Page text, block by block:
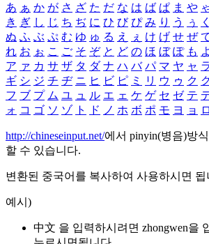
あ ぁ か が さ ざ た だ な は ば ぱ ま や
き ぎ し じ ち ぢ に ひ び ぴ み り う ぅ く
ぬ ふ ぶ ぷ む ゆ ゅ る え ぇ け げ せ ぜ
れ お ぉ こ ご そ ぞ と ど の ほ ぼ ぽ も よ
ア ァ カ サ ザ タ ダ ナ ハ バ パ マ ヤ ャ
ギ シ ジ チ ヂ ニ ヒ ビ ピ ミ リ ウ ゥ ク
フ ブ プ ム ユ ュ ル エ ェ ケ ゲ セ ゼ テ
ォ コ ゴ ソ ゾ ト ド ノ ホ ボ ポ モ ヨ ョ ロ
http://chineseinput.net/에서 pinyin(병음)방
할 수 있습니다.
변환된 중국어를 복사하여 사용하시면 됩
예시)
中文 을 입력하시려면 zhongwen을